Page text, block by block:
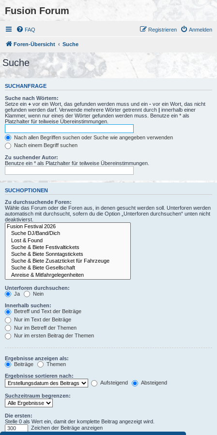
Fusion Forum
FAQ Anmelden
Registrieren
Foren-Übersicht Suche
Suche
SUCHANFRAGE
Suche nach Wörtern:
Setze ein + vor ein Wort, das gefunden werden muss und ein - vor ein Wort, das nicht
gefunden werden darf. Verwende mehrere Wörter getrennt durch | innerhalb einer
Klammer, wenn nur eines der Wörter gefunden werden muss. Benutze ein * als
Platzhalter für teilweise Übereinstimmungen.
Nach allen Begriffen suchen oder Suche wie angegeben verwenden
Nach einem Begriff suchen
Zu suchender Autor:
Benutze ein * als Platzhalter für teilweise Übereinstimmungen.
SUCHOPTIONEN
Zu durchsuchende Foren:
Wähle das Forum oder die Foren aus, in denen gesucht werden soll. Unterforen werden
automatisch mit durchsucht, sofern du die Option „Unterforen durchsuchen“ unten nicht
deaktivierst.
Unterforen durchsuchen:
Ja
Nein
Innerhalb suchen:
Betreff und Text der Beiträge
Nur im Text der Beiträge
Nur im Betreff der Themen
Nur im ersten Beitrag der Themen
Ergebnisse anzeigen als:
Beiträge
Themen
Ergebnisse sortieren nach:
Aufsteigend
Absteigend
Suchzeitraum begrenzen:
Die ersten:
Stelle 0 als Wert ein, damit der komplette Beitrag angezeigt wird.
Zeichen der Beiträge anzeigen